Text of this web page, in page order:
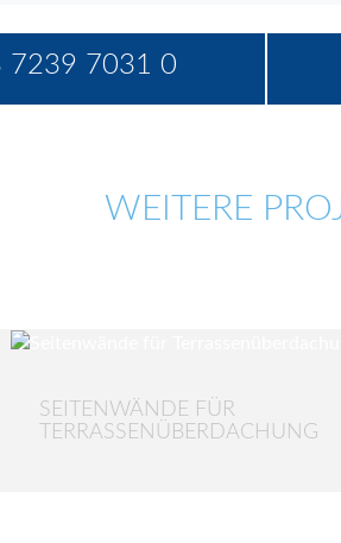
7239 7031 0
WEITERE
SEITENWÄNDE FÜR
TERRASSENÜBERDACHUNG